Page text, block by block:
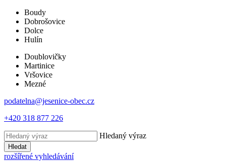
Boudy
Dobrošovice
Dolce
Hulín
Doublovičky
Martinice
Vršovice
Mezné
podatelna@jesenice-obec.cz
+420 318 877 226
Hledaný výraz
Hledat
rozšířené vyhledávání